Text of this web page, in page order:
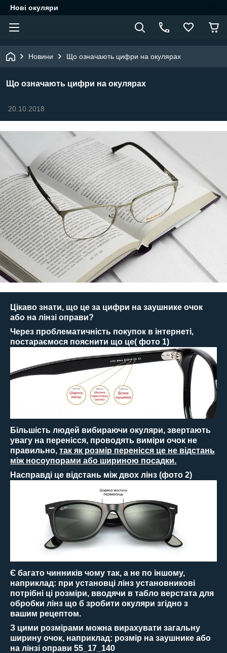
Нові окуляри
Новини Що означають цифри на окулярах
Що означають цифри на окулярах
20.10.2018
Цікаво знати, що це за цифри на заушнике очок
або на лінзі оправи?
Через проблематичність покупок в інтернеті,
постараємося пояснити що це( фото 1)
Більшість людей вибираючи окуляри, звертають
увагу на перенісся, проводять виміри очок не
правильно, так як розмір перенісся це не відстань
між носоупорами або шириною посадки.
Насправді це відстань між двох лінз (фото 2)
Є багато чинників чому так, а не по іншому,
наприклад: при установці лінз установникові
потрібні ці розміри, вводячи в табло верстата для
обробки лінз що б зробити окуляри згідно з
вашим рецептом.
З цими розмірами можна вирахувати загальну
ширину очок, наприклад: розмір на заушнике або
на лінзі оправи 55_17_140